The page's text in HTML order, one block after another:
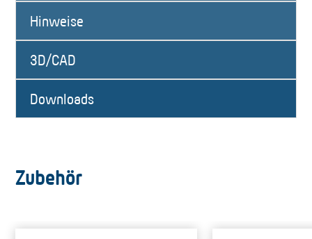
Hinweise
3D/CAD
Downloads
Zubehör